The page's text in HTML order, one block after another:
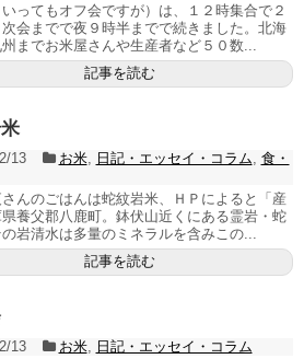
ってもオフ会ですが）は、１２時集合で２
会までで夜９時半までで続きました。北海
までお米屋さんや生産者など５０数...
記事を読む
13 お米, 日記・エッセイ・コラム 食・
んのごはんは蛇紋岩米、ＨＰによると「産
養父郡八鹿町。鉢伏山近くにある霊岩・蛇
岩清水は多量のミネラルを含みこの...
記事を読む
13 お米,
日記・エッセイ・コラム